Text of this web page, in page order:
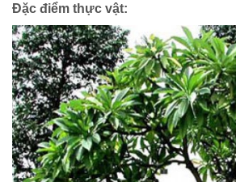
Đặc điểm thực vật: